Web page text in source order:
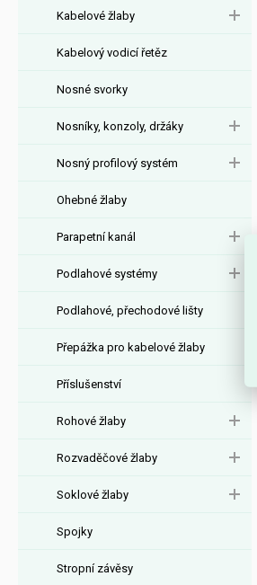
Kabelové žlaby
Kabelový vodicí řetěz
Nosné svorky
Nosníky, konzoly, držáky
Nosný profilový systém
Ohebné žlaby
Parapetní kanál
Podlahové systémy
Podlahové, přechodové lišty
Přepážka pro kabelové žlaby
Příslušenství
Rohové žlaby
Rozvaděčové žlaby
Soklové žlaby
Spojky
Stropní závěsy